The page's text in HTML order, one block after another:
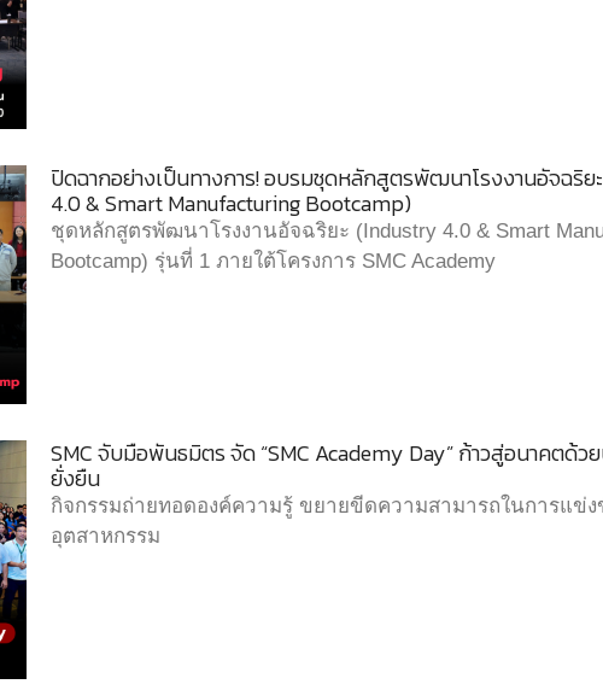
ปิดฉากอย่างเป็นทางการ! อบรมชุดหลักสูตรพัฒนาโรงงานอัจฉริย
4.0 & Smart Manufacturing Bootcamp)
ชุดหลักสูตรพัฒนาโรงงานอัจฉริยะ (Industry 4.0 & Smart
Bootcamp) รุ่นที่ 1 ภายใต้โครงการ SMC Academy
SMC จับมือพันธมิตร จัด “SMC Academy Day” ก้าวสู่อนาคตด้ว
ยั่งยืน
กิจกรรมถ่ายทอดองค์ความรู้ ขยายขีดความสามารถในการแข่
อุตสาหกรรม